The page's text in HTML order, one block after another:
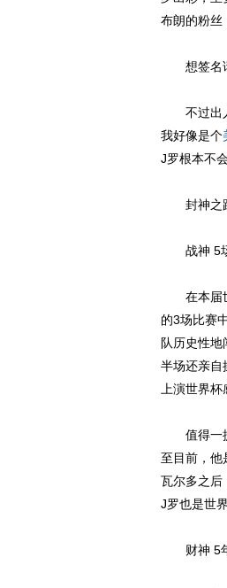
布朗的粉丝
想签名请
不过出人
我好像是个
J罗根本不
封神之
战神 5场
在本届世
的3场比赛
队历史性地
半场还亲自
上演世界杯
值得一提
至目前，他
瓦尔多之后
J罗也是世
财神 5年